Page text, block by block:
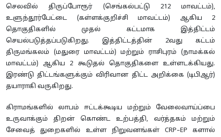
செலவில் திருப்போரூர் (செங்கல்பட்டு 212 மாவட்டம்),
உளுந்தூர்பேட்டை (கள்ளக்குறிச்சி மாவட்டம்) ஆகிய 2
தொகுதிகளில் முதல் கட்டமாக இத்திட்டம்
செயல்படுத்தப்படுகிறது. இத்திட்டத்தின் 2வது கட்டம்
திருமங்கலம் (மதுரை மாவட்டம்) மற்றும் ராசிபுரம் (நாமக்கல்
மாவட்டம்) ஆகிய 2 கூடுதல் தொகுதிகளை உள்ளடக்கியது.
இரண்டு திட்டங்களுக்கும் விரிவான திட்ட அறிக்கை (டிபிஆர்)
தயாராகி வருகிறது.
கிராமங்களில் லாபம் ஈட்டக்கூடிய மற்றும் வேலைவாய்ப்பை
உருவாக்கும் திறன் கொண்ட உற்பத்தி, வர்த்தகம் மற்றும்
சேவைத் துறைகளில் உள்ள நிறுவனங்கள் CRP–EP களால்